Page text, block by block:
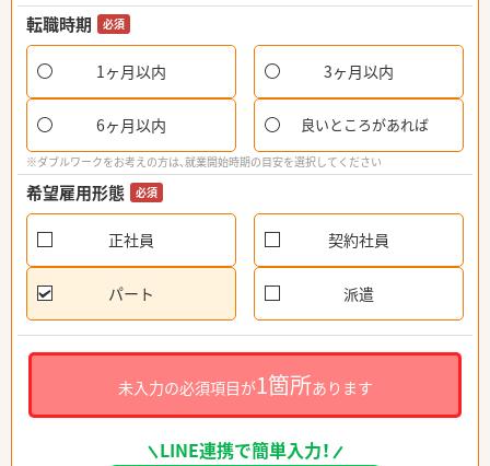
転職時期 必須
1ヶ月以内 3ヶ月以内
6ヶ月以内 良いところがあれば
※ダブルワークをお考えの方は、就業開始時期の目安を選択してください
希望雇用形態 必須
正社員 契約社員
パート 派遣
未入力の必須項目が1箇所あります
LINE連携で簡単入力！